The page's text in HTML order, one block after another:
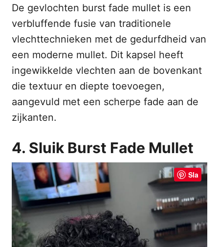
De gevlochten burst fade mullet is een
verbluffende fusie van traditionele
vlechttechnieken met de gedurfdheid van
een moderne mullet. Dit kapsel heeft
ingewikkelde vlechten aan de bovenkant
die textuur en diepte toevoegen,
aangevuld met een scherpe fade aan de
zijkanten.
4. Sluik Burst Fade Mullet
Sla